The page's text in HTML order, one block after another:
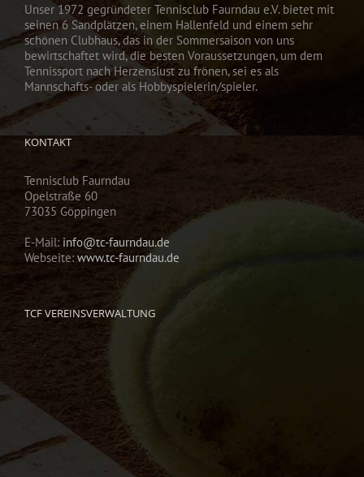
Unser 1972 gegründeter Tennisclub Faurndau e.V. bietet mit
seinen 6 Sandplätzen, einem Hallenfeld und einem sehr
schönen Clubhaus, das in der Sommersaison von uns
bewirtschaftet wird, die besten Voraussetzungen, um dem
Tennissport nach Herzenslust zu frönen, sei es als
Mannschafts- oder als Hobbyspielerin/spieler.
KONTAKT
Tennisclub Faurndau
Opelstraße 60
73035 Göppingen
E-Mail: info@tc-faurndau.de
Webseite: www.tc-faurndau.de
TCF VEREINSVERWALTUNG